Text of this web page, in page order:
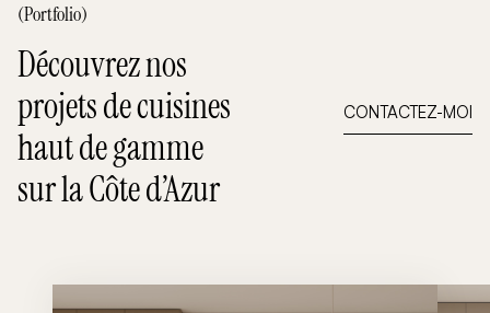
(Portfolio)
Découvrez nos
projets de cuisines
haut de gamme
sur la Côte d’Azur
CONTACTEZ-MOI